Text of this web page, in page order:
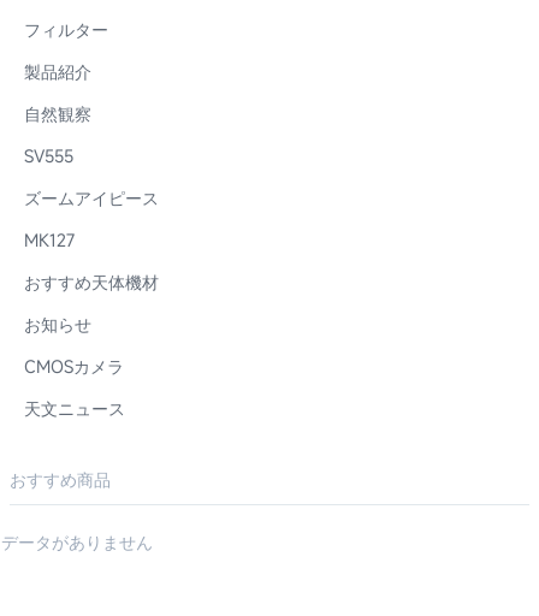
フィルター
製品紹介
自然観察
SV555
ズームアイピース
MK127
おすすめ天体機材
お知らせ
CMOSカメラ
天文ニュース
おすすめ商品
データがありません